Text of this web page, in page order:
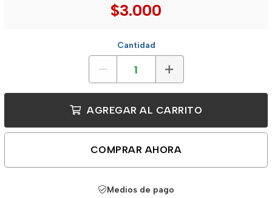
$3.000
Cantidad
AGREGAR AL CARRITO
COMPRAR AHORA
Medios de pago